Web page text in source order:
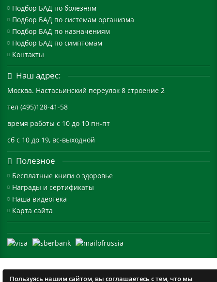
Подбор БАД по болезням
Подбор БАД по системам организма
Подбор БАД по назначениям
Подбор БАД по симптомам
Контакты
Наш адрес:
Москва. Настасьинский переулок 8 строение 2
тел (495)128-41-58
время работы с 10 до 10 пн-пт
сб с 10 до 19, вс-выходной
Полезное
Бесплатные книги о здоровье
Награды и сертификаты
Наша видеотека
Карта сайта
Пользуясь нашим сайтом, вы соглашаетесь с тем, что мы